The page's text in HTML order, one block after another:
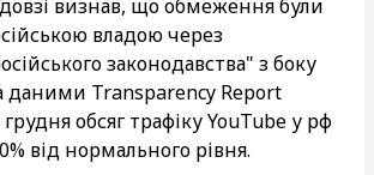
визнав, що обмеження були
владою через
законодавства" з боку
даними Transparency Report
обсяг трафіку YouTube у рф
від нормального рівня.